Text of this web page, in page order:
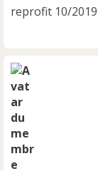
reprofit 10/2019